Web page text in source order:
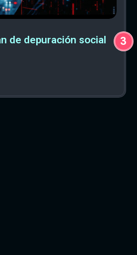
de depuración social